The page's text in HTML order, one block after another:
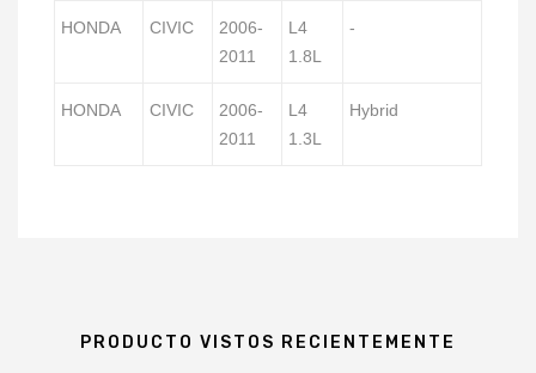
HONDA CIVIC
2006-
2011
L4
1.8L
-
HONDA CIVIC
2006-
2011
L4
1.3L
Hybrid
PRODUCTO VISTOS RECIENTEMENTE